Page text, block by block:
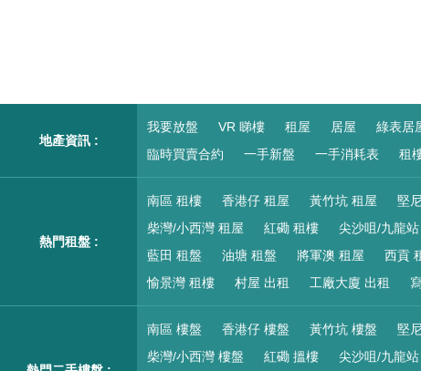
地產資訊 :
我要放盤 VR 睇樓 租屋 居屋 綠表居
臨時買賣合約
一手新盤 一手消耗表 租
熱門租盤 :
南區 租樓 香港仔 租屋 黃竹坑 租屋 堅
柴灣/小西灣 租屋
紅磡 租樓 尖沙咀/九龍
藍田 租盤
油塘 租盤 將軍澳 租屋 西貢
愉景灣 租樓
村屋 出租 工廠大廈 出租
南區 樓盤 香港仔 樓盤 黃竹坑 樓盤 堅
柴灣/小西灣 樓盤
紅磡 搵樓 尖沙咀/九龍